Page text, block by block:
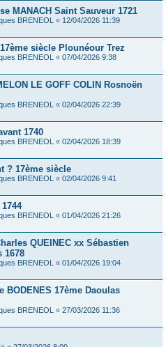
MANACH Saint Sauveur 1721
BRENEOL « 12/04/2026 11:39
siècle Plounéour Trez
BRENEOL « 07/04/2026 9:38
LE GOFF COLIN Rosnoën
BRENEOL « 02/04/2026 22:39
1740
BRENEOL « 02/04/2026 18:39
? 17ème siècle
BRENEOL « 02/04/2026 9:41
BRENEOL « 01/04/2026 21:26
QUEINEC xx Sébastien
1678
BRENEOL « 01/04/2026 19:04
BODENES 17ème Daoulas
BRENEOL « 27/03/2026 11:36